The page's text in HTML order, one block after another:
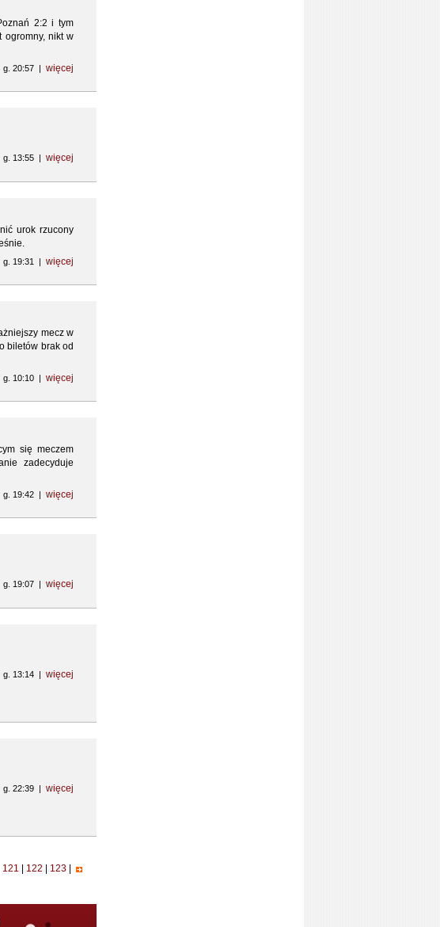
2:2 i tym
ogromny, nikt w
g. 20:57 | więcej
g. 13:55 | więcej
urok rzucony
g. 19:31 | więcej
mecz w
biletów brak od
g. 10:10 | więcej
się meczem
zadecyduje
g. 19:42 | więcej
g. 19:07 | więcej
g. 13:14 | więcej
g. 22:39 | więcej
121 122 123